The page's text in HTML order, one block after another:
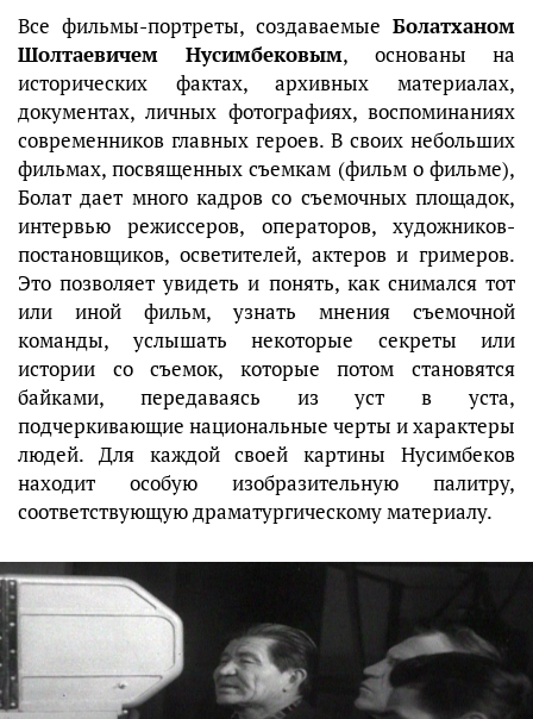
Все фильмы-портреты, создаваемые Болатханом
Шолтаевичем Нусимбековым, основаны на
исторических фактах, архивных материалах,
документах, личных фотографиях, воспоминаниях
современников главных героев. В своих небольших
фильмах, посвященных съемкам (фильм о фильме),
Болат дает много кадров со съемочных площадок,
интервью режиссеров, операторов, художников-
постановщиков, осветителей, актеров и гримеров.
Это позволяет увидеть и понять, как снимался тот
или иной фильм, узнать мнения съемочной
команды, услышать некоторые секреты или
истории со съемок, которые потом становятся
байками, передаваясь из уст в уста,
подчеркивающие национальные черты и характеры
людей. Для каждой своей картины Нусимбеков
находит особую изобразительную палитру,
соответствующую драматургическому материалу.